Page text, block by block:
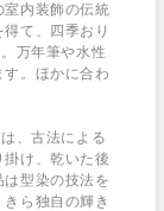
内装飾の伝統
て、四季おり
万年筆や水性
。ほかに合わ
、古法による
け、乾いた後
型染の技法を
ら独自の輝き